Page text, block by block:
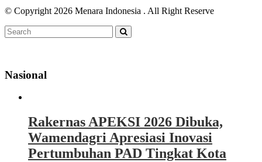
© Copyright 2026 Menara Indonesia . All Right Reserve
Nasional
Rakernas APEKSI 2026 Dibuka,
Wamendagri Apresiasi Inovasi
Pertumbuhan PAD Tingkat Kota